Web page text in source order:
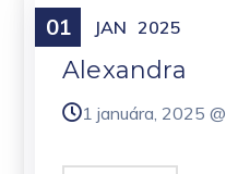
01 JAN 2025
Meniny
Alexandra
1 januára, 2025 @